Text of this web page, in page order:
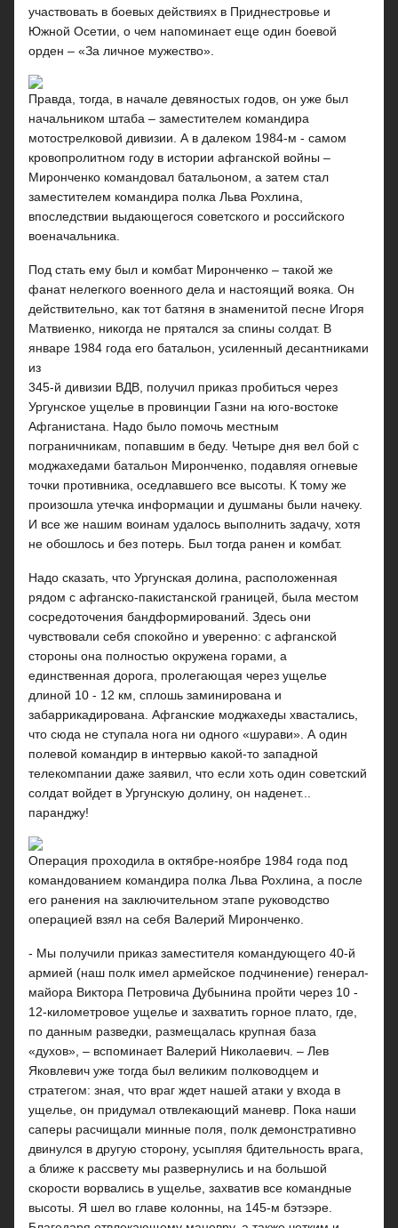
участвовать в боевых действиях в Приднестровье и
Южной Осетии, о чем напоминает еще один боевой
орден – «За личное мужество».
Правда, тогда, в начале девяностых годов, он уже был
начальником штаба – заместителем командира
мотострелковой дивизии. А в далеком 1984-м - самом
кровопролитном году в истории афганской войны –
Миронченко командовал батальоном, а затем стал
заместителем командира полка Льва Рохлина,
впоследствии выдающегося советского и российского
военачальника.
Под стать ему был и комбат Миронченко – такой же
фанат нелегкого военного дела и настоящий вояка. Он
действительно, как тот батяня в знаменитой песне Игоря
Матвиенко, никогда не прятался за спины солдат. В
январе 1984 года его батальон, усиленный десантниками
из
345-й дивизии ВДВ, получил приказ пробиться через
Ургунское ущелье в провинции Газни на юго-востоке
Афганистана. Надо было помочь местным
пограничникам, попавшим в беду. Четыре дня вел бой с
моджахедами батальон Миронченко, подавляя огневые
точки противника, оседлавшего все высоты. К тому же
произошла утечка информации и душманы были начеку.
И все же нашим воинам удалось выполнить задачу, хотя
не обошлось и без потерь. Был тогда ранен и комбат.
Надо сказать, что Ургунская долина, расположенная
рядом с афганско-пакистанской границей, была местом
сосредоточения бандформирований. Здесь они
чувствовали себя спокойно и уверенно: с афганской
стороны она полностью окружена горами, а
единственная дорога, пролегающая через ущелье
длиной 10 - 12 км, сплошь заминирована и
забаррикадирована. Афганские моджахеды хвастались,
что сюда не ступала нога ни одного «шурави». А один
полевой командир в интервью какой-то западной
телекомпании даже заявил, что если хоть один советский
солдат войдет в Ургунскую долину, он наденет...
паранджу!
Операция проходила в октябре-ноябре 1984 года под
командованием командира полка Льва Рохлина, а после
его ранения на заключительном этапе руководство
операцией взял на себя Валерий Миронченко.
- Мы получили приказ заместителя командующего 40-й
армией (наш полк имел армейское подчинение) генерал-
майора Виктора Петровича Дубынина пройти через 10 -
12-километровое ущелье и захватить горное плато, где,
по данным разведки, размещалась крупная база
«духов», – вспоминает Валерий Николаевич. – Лев
Яковлевич уже тогда был великим полководцем и
стратегом: зная, что враг ждет нашей атаки у входа в
ущелье, он придумал отвлекающий маневр. Пока наши
саперы расчищали минные поля, полк демонстративно
двинулся в другую сторону, усыпляя бдительность врага,
а ближе к рассвету мы развернулись и на большой
скорости ворвались в ущелье, захватив все командные
высоты. Я шел во главе колонны, на 145-м бэтээре.